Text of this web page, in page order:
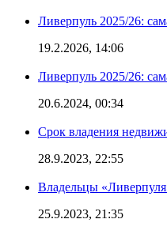
Ливерпуль 2025/26:
19.2.2026, 14:06
Ливерпуль 2025/26:
20.6.2024, 00:34
Срок владения
28.9.2023, 22:55
Владельцы
25.9.2023, 21:35